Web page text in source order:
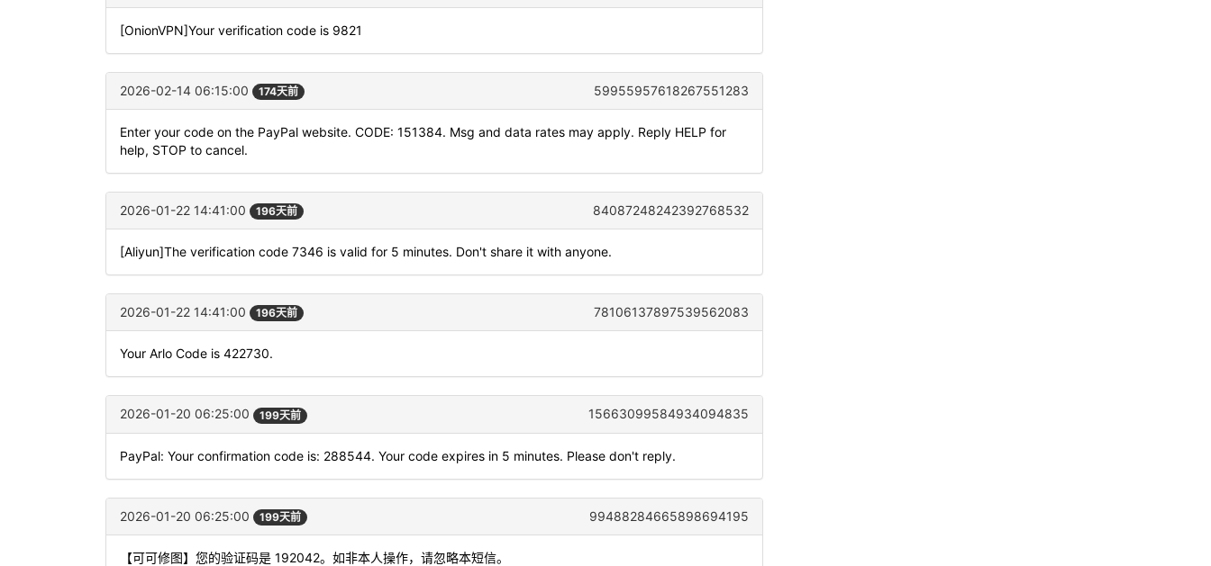
[OnionVPN]Your verification code is 9821
2026-02-14 06:15:00 174天前 59955957618267551283
Enter your code on the PayPal website. CODE: 151384. Msg and data rates may apply. Reply HELP for
help, STOP to cancel.
2026-01-22 14:41:00 196天前 84087248242392768532
[Aliyun]The verification code 7346 is valid for 5 minutes. Don't share it with anyone.
2026-01-22 14:41:00 196天前 78106137897539562083
Your Arlo Code is 422730.
2026-01-20 06:25:00 199天前 15663099584934094835
PayPal: Your confirmation code is: 288544. Your code expires in 5 minutes. Please don't reply.
2026-01-20 06:25:00 199天前 99488284665898694195
【可可修图】您的验证码是 192042。如非本人操作，请忽略本短信。